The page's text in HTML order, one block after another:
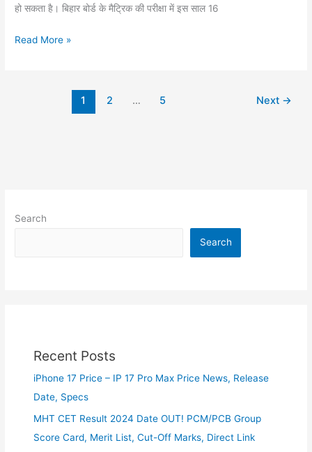
हो सकता है। बिहार बोर्ड के मैट्रिक की परीक्षा में इस साल 16
Read More »
1 2 … 5 Next →
Search
Search
Recent Posts
iPhone 17 Price – IP 17 Pro Max Price News, Release
Date, Specs
MHT CET Result 2024 Date OUT! PCM/PCB Group
Score Card, Merit List, Cut-Off Marks, Direct Link